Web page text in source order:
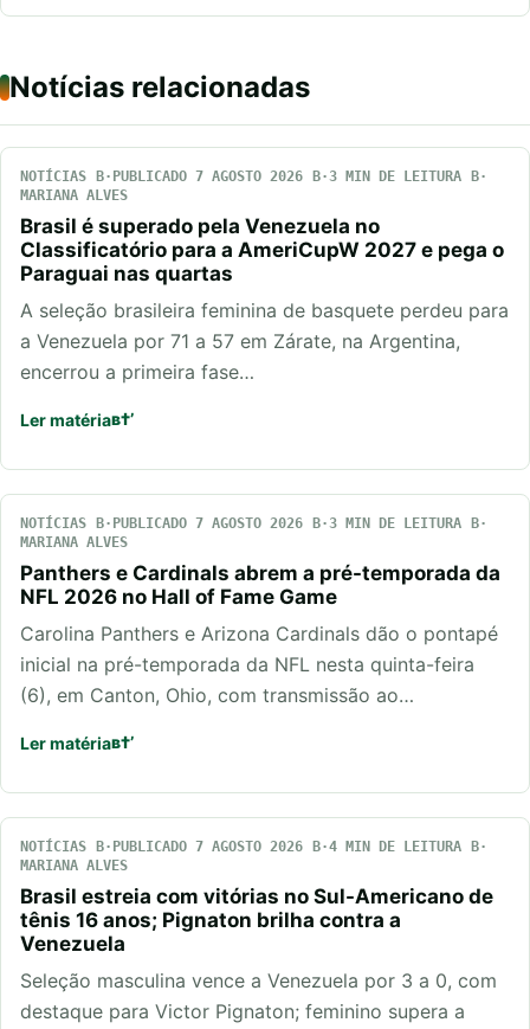
Notícias relacionadas
NOTÍCIAS PUBLICADO 7 AGOSTO 2026
3 MIN DE LEITURA
MARIANA ALVES
Brasil é superado pela Venezuela no
Classificatório para a AmeriCupW 2027 e pega o
Paraguai nas quartas
A seleção brasileira feminina de basquete perdeu para
a Venezuela por 71 a 57 em Zárate, na Argentina,
encerrou a primeira fase…
Ler matéria
NOTÍCIAS PUBLICADO 7 AGOSTO 2026
3 MIN DE LEITURA
MARIANA ALVES
Panthers e Cardinals abrem a pré-temporada da
NFL 2026 no Hall of Fame Game
Carolina Panthers e Arizona Cardinals dão o pontapé
inicial na pré-temporada da NFL nesta quinta-feira
(6), em Canton, Ohio, com transmissão ao…
Ler matéria
NOTÍCIAS PUBLICADO 7 AGOSTO 2026
4 MIN DE LEITURA
MARIANA ALVES
Brasil estreia com vitórias no Sul-Americano de
tênis 16 anos; Pignaton brilha contra a
Venezuela
Seleção masculina vence a Venezuela por 3 a 0, com
destaque para Victor Pignaton; feminino supera a